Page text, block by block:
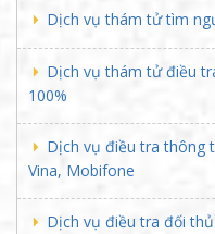
Dịch vụ thám tử tìm
Dịch vụ thám tử điều
100%
Dịch vụ điều tra thông
Vina, Mobifone
Dịch vụ điều tra đối thủ